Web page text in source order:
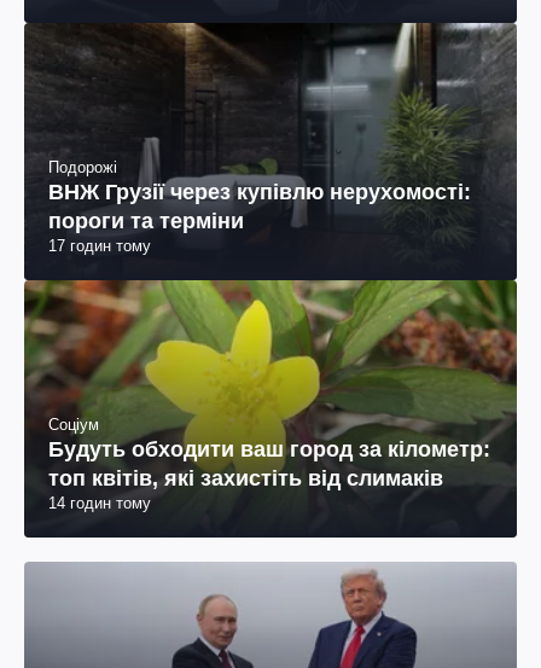
Подорожі
ВНЖ Грузії через купівлю нерухомості:
пороги та терміни
17 годин тому
Соціум
Будуть обходити ваш город за кілометр:
топ квітів, які захистіть від слимаків
14 годин тому